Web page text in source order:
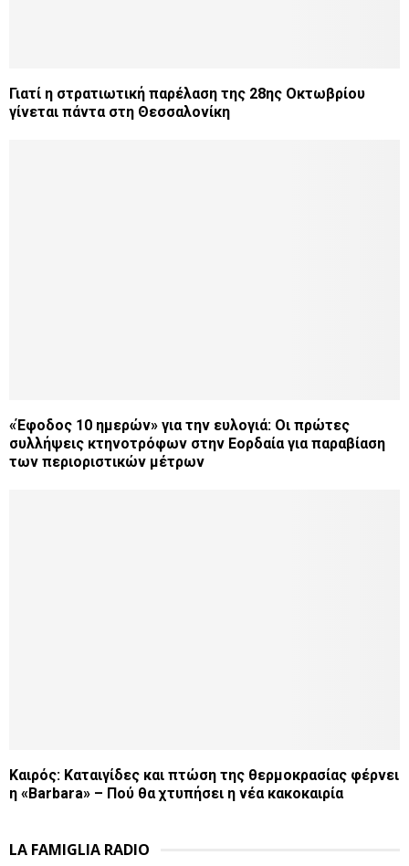
Γιατί η στρατιωτική παρέλαση της 28ης Οκτωβρίου
γίνεται πάντα στη Θεσσαλονίκη
«Έφοδος 10 ημερών» για την ευλογιά: Οι πρώτες
συλλήψεις κτηνοτρόφων στην Εορδαία για παραβίαση
των περιοριστικών μέτρων
Καιρός: Καταιγίδες και πτώση της θερμοκρασίας φέρνει
η «Barbara» – Πού θα χτυπήσει η νέα κακοκαιρία
LA FAMIGLIA RADIO